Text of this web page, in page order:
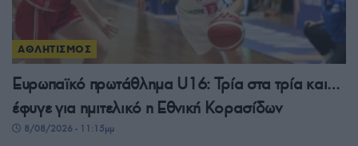
ΑΘΛΗΤΙΣΜΟΣ
Ευρωπαϊκό πρωτάθλημα U16: Τρία στα τρία και…
έφυγε για ημιτελικό η Εθνική Κορασίδων
8/08/2026 - 11:15μμ